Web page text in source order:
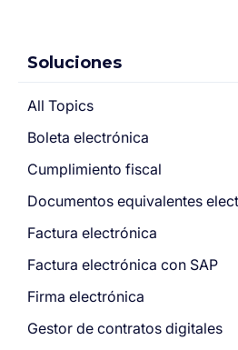
Soluciones
All Topics
Boleta electrónica
Cumplimiento fiscal
Documentos equivalentes
Factura electrónica
Factura electrónica con SAP
Firma electrónica
Gestor de contratos digitales